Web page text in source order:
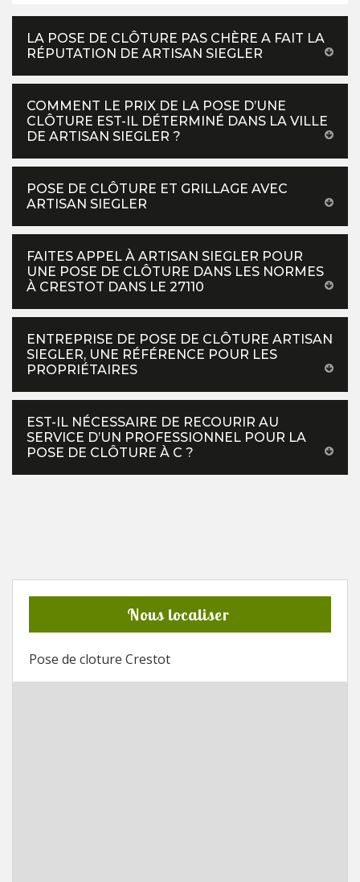
LA POSE DE CLÔTURE PAS CHÈRE A FAIT LA
RÉPUTATION DE ARTISAN SIEGLER
COMMENT LE PRIX DE LA POSE D’UNE
CLÔTURE EST-IL DÉTERMINÉ DANS LA VILLE
DE ARTISAN SIEGLER ?
POSE DE CLÔTURE ET GRILLAGE AVEC
ARTISAN SIEGLER
FAITES APPEL À ARTISAN SIEGLER POUR
UNE POSE DE CLÔTURE DANS LES NORMES
À CRESTOT DANS LE 27110
ENTREPRISE DE POSE DE CLÔTURE ARTISAN
SIEGLER, UNE RÉFÉRENCE POUR LES
PROPRIÉTAIRES
EST-IL NÉCESSAIRE DE RECOURIR AU
SERVICE D’UN PROFESSIONNEL POUR LA
POSE DE CLÔTURE À C ?
Nous localiser
Pose de cloture Crestot